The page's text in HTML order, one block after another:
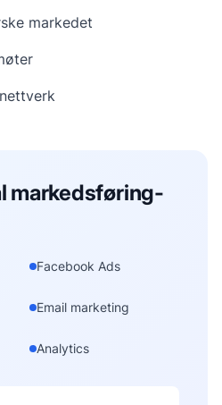
markedet
markedsføring-
Facebook Ads
Email marketing
Analytics